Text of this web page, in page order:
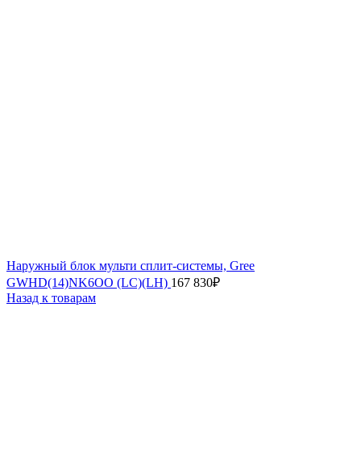
Наружный блок мульти сплит-системы, Gree
GWHD(14)NK6OO (LC)(LH) 167 830₽
Назад к товарам